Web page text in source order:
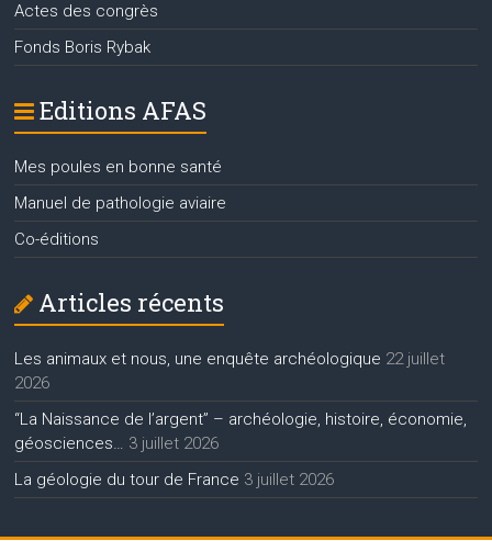
Actes des congrès
Fonds Boris Rybak
Editions AFAS
Mes poules en bonne santé
Manuel de pathologie aviaire
Co-éditions
Articles récents
Les animaux et nous, une enquête archéologique 22 juillet
2026
“La Naissance de l’argent” – archéologie, histoire, économie,
géosciences… 3 juillet 2026
La géologie du tour de France 3 juillet 2026